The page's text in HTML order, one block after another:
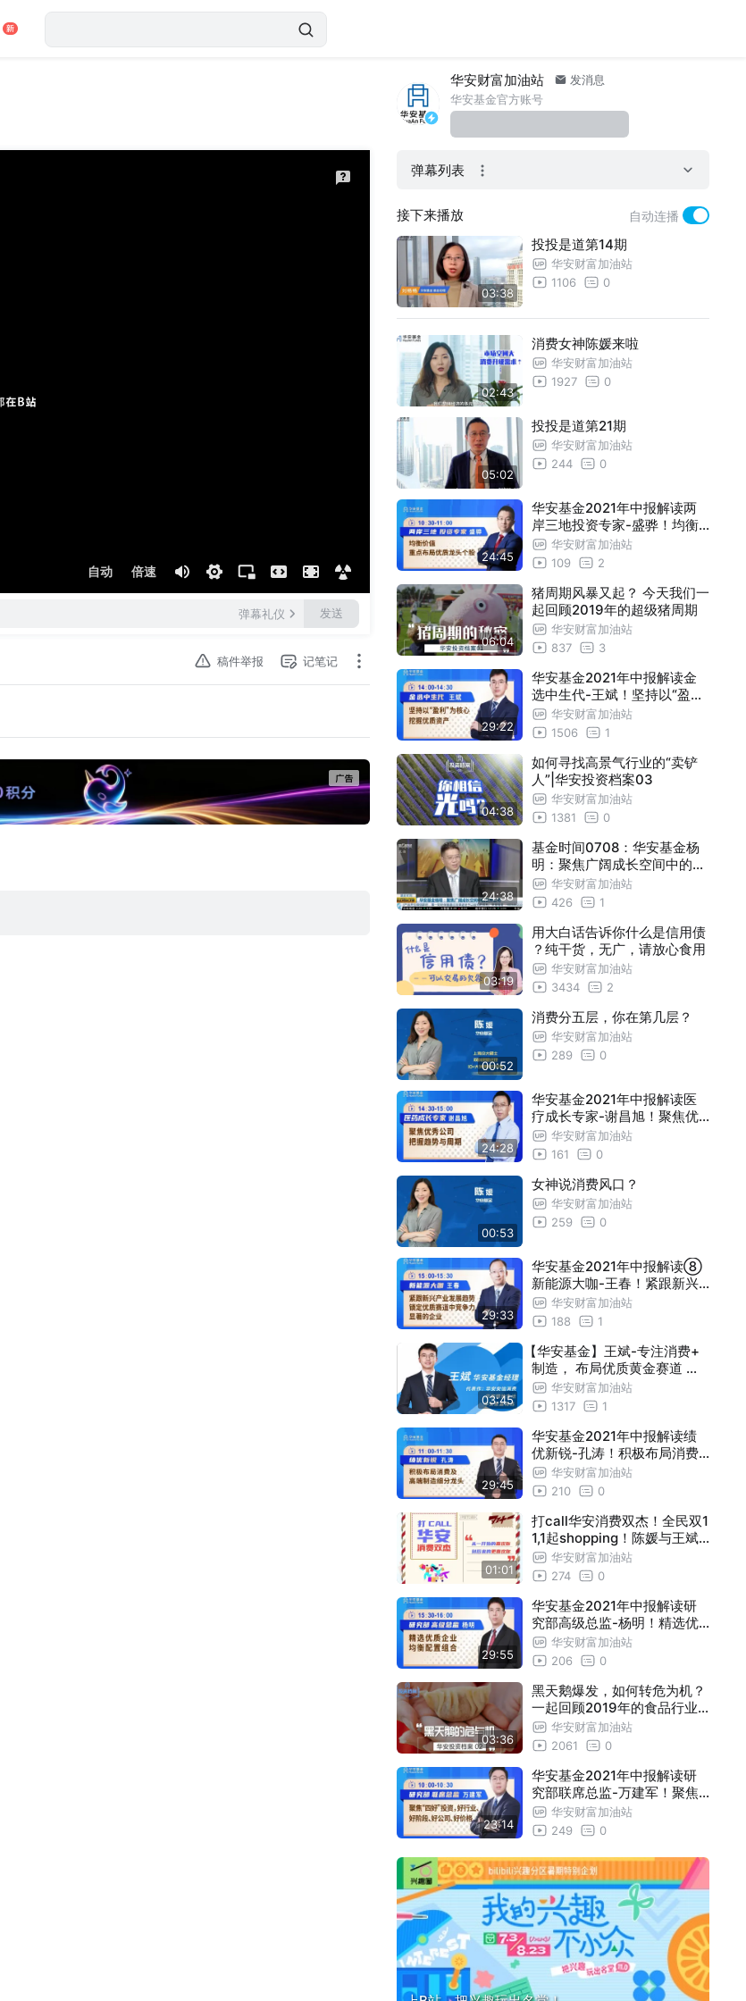
自动 倍速
弹幕礼仪 发送
稿件举报 记笔记
华安财富加油站
发消息
华安基金官方账号
弹幕列表
接下来播放 自动连播
03:38
投投是道第14期
华安财富加油站
1106
0
02:43
消费女神陈媛来啦
华安财富加油站
1927
0
05:02
投投是道第21期
华安财富加油站
244
0
24:45
华安基金2021年中报解读两
岸三地投资专家-盛骅！均衡
价值，重点布局优质龙头个股
华安财富加油站
109
2
06:04
猪周期风暴又起？ 今天我们一
起回顾2019年的超级猪周期
华安财富加油站
837
3
29:22
华安基金2021年中报解读金
选中生代-王斌！坚持以“盈利”
为核心，挖掘优质资产
华安财富加油站
1506
1
04:38
如何寻找高景气行业的“卖铲
人”|华安投资档案03
华安财富加油站
1381
0
24:38
基金时间0708：华安基金杨
明：聚焦广阔成长空间中的优
秀公司华安财富加油站
426
1
03:19
用大白话告诉你什么是信用债
？纯干货，无广，请放心食用
华安财富加油站
3434
2
00:52
消费分五层，你在第几层？
华安财富加油站
289
0
24:28
华安基金2021年中报解读医
疗成长专家-谢昌旭！聚焦优
秀公司，把握趋势与周期
华安财富加油站
161
0
00:53
女神说消费风口？
华安财富加油站
259
0
29:33
华安基金2021年中报解读⑧
新能源大咖-王春！紧跟新兴
产业发展趋势，锁定优质赛道
中竞争力显著的企业
华安财富加油站
188
1
03:45
【华安基金】王斌-专注消费+
制造， 布局优质黄金赛道 ，
深挖行业投资机遇
华安财富加油站
1317
1
29:45
华安基金2021年中报解读绩
优新锐-孔涛！积极布局消费
及高端制造细分龙头
华安财富加油站
210
0
01:01
打call华安消费双杰！全民双1
1,1起shopping！陈媛与王斌1
起挺你~
华安财富加油站
274
0
29:55
华安基金2021年中报解读研
究部高级总监-杨明！精选优
质企业，均衡配置组合
华安财富加油站
206
0
03:36
黑天鹅爆发，如何转危为机？
一起回顾2019年的食品行业
危机，以及其中的投资玄机|
投资档案02
华安财富加油站
2061
0
23:14
华安基金2021年中报解读研
究部联席总监-万建军！聚焦“
四好”投资，好行业、好阶段
、好公司、好价格
华安财富加油站
249
0